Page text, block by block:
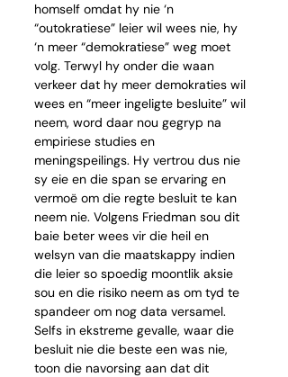
homself omdat hy nie ‘n
“outokratiese” leier wil wees nie, hy
‘n meer “demokratiese” weg moet
volg. Terwyl hy onder die waan
verkeer dat hy meer demokraties wil
wees en “meer ingeligte besluite” wil
neem, word daar nou gegryp na
empiriese studies en
meningspeilings. Hy vertrou dus nie
sy eie en die span se ervaring en
vermoë om die regte besluit te kan
neem nie. Volgens Friedman sou dit
baie beter wees vir die heil en
welsyn van die maatskappy indien
die leier so spoedig moontlik aksie
sou en die risiko neem as om tyd te
spandeer om nog data versamel.
Selfs in ekstreme gevalle, waar die
besluit nie die beste een was nie,
toon die navorsing aan dat dit